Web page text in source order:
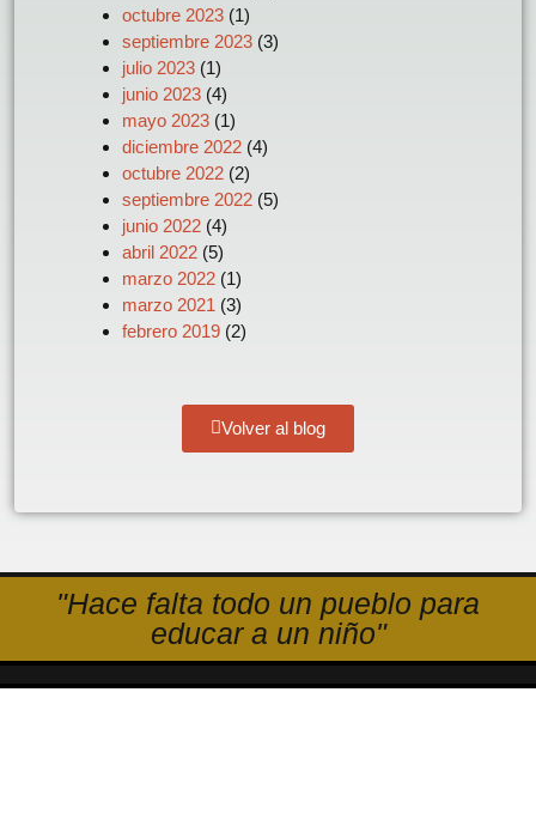
octubre 2023 (1)
septiembre 2023 (3)
julio 2023 (1)
junio 2023 (4)
mayo 2023 (1)
diciembre 2022 (4)
octubre 2022 (2)
septiembre 2022 (5)
junio 2022 (4)
abril 2022 (5)
marzo 2022 (1)
marzo 2021 (3)
febrero 2019 (2)
Volver al blog
"Hace falta todo un pueblo para
educar a un niño"